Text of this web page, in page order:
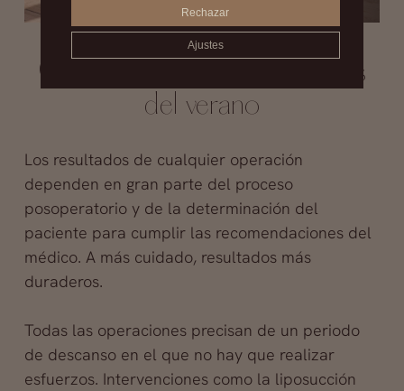
Cuidados operaciones antes
del verano
Los resultados de cualquier operación
dependen en gran parte del proceso
posoperatorio y de la determinación del
paciente para cumplir las recomendaciones del
médico. A más cuidado, resultados más
duraderos.
Todas las operaciones precisan de un periodo
de descanso en el que no hay que realizar
esfuerzos. Intervenciones como la liposucción
Rechazar
Ajustes